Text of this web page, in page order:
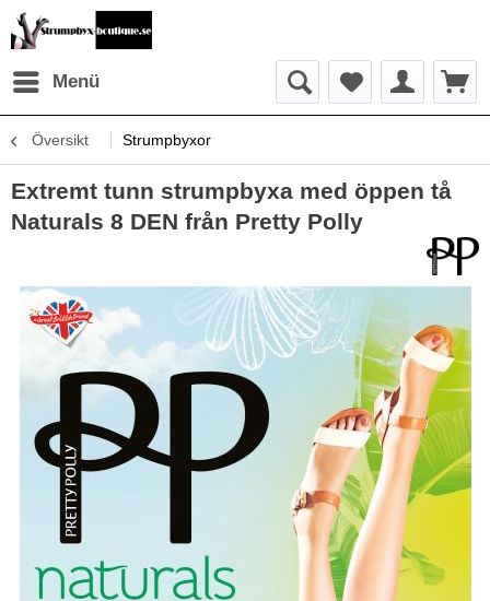
Menü
Översikt Strumpbyxor
Extremt tunn strumpbyxa med öppen tå
Naturals 8 DEN från Pretty Polly